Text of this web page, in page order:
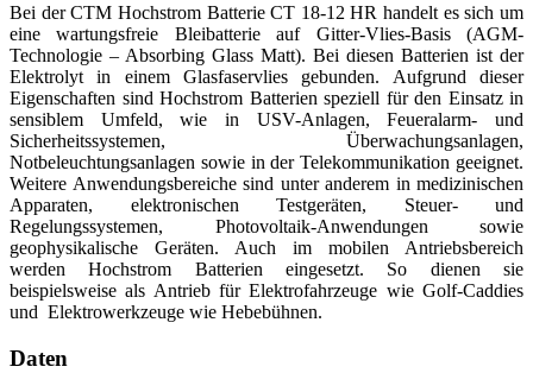
Bei der CTM Hochstrom Batterie CT 18-12 HR handelt es sich um
eine wartungsfreie Bleibatterie auf Gitter-Vlies-Basis (AGM-
Technologie – Absorbing Glass Matt). Bei diesen Batterien ist der
Elektrolyt in einem Glasfaservlies gebunden. Aufgrund dieser
Eigenschaften sind Hochstrom Batterien speziell für den Einsatz in
sensiblem Umfeld, wie in USV-Anlagen, Feueralarm- und
Sicherheitssystemen, Überwachungsanlagen,
Notbeleuchtungsanlagen sowie in der Telekommunikation geeignet.
Weitere Anwendungsbereiche sind unter anderem in medizinischen
Apparaten, elektronischen Testgeräten, Steuer- und
Regelungssystemen, Photovoltaik-Anwendungen sowie
geophysikalische Geräten. Auch im mobilen Antriebsbereich
werden Hochstrom Batterien eingesetzt. So dienen sie
beispielsweise als Antrieb für Elektrofahrzeuge wie Golf-Caddies
und Elektrowerkzeuge wie Hebebühnen.
Daten